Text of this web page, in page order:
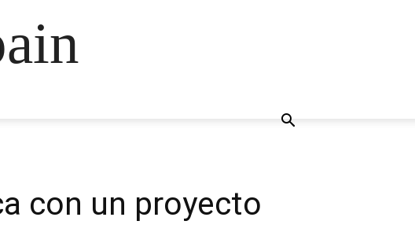
con un proyecto